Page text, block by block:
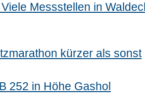
Messstellen in
kürzer als sonst
252 in Höhe Gashol